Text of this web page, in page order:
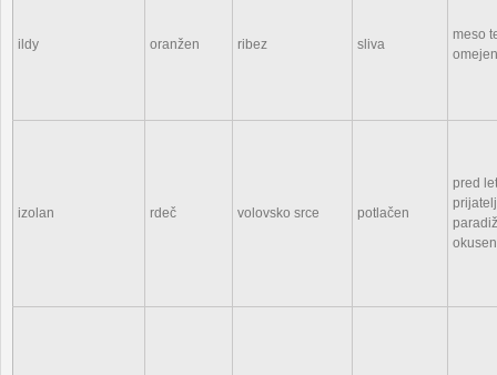
ildy oranžen ribez sliva
meso
izolan rdeč volovsko srce potlačen
pred